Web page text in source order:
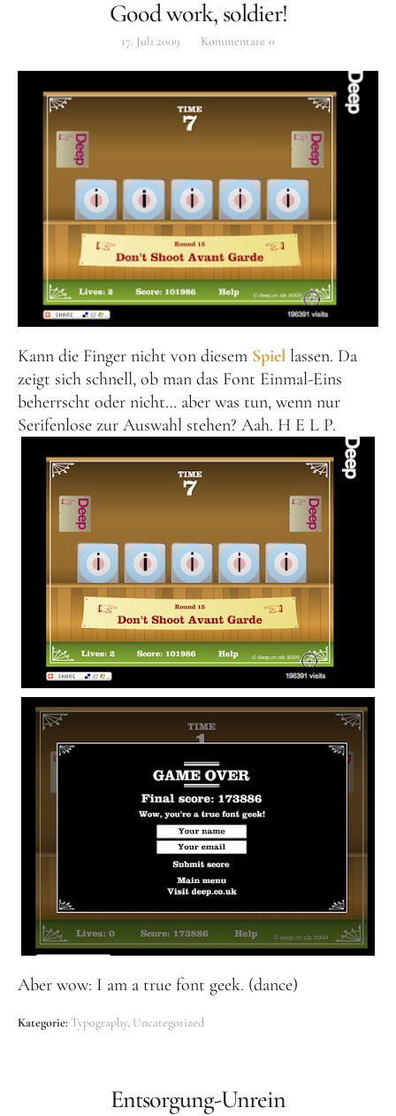
Good work, soldier!
17. Juli 2009 Kommentare 0
Kann die Finger nicht von diesem Spiel lassen. Da
zeigt sich schnell, ob man das Font Einmal-Eins
beherrscht oder nicht… aber was tun, wenn nur
Serifenlose zur Auswahl stehen? Aah. H E L P.
Aber wow: I am a true font geek. (dance)
Kategorie:Typography Uncategorized
Entsorgung-Unrein